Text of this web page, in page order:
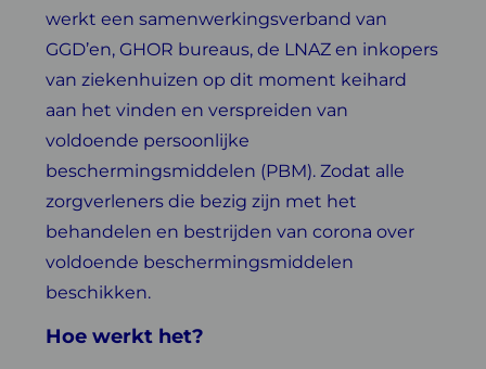
werkt een samenwerkingsverband van
GGD’en, GHOR bureaus, de LNAZ en inkopers
van ziekenhuizen op dit moment keihard
aan het vinden en verspreiden van
voldoende persoonlijke
beschermingsmiddelen (PBM). Zodat alle
zorgverleners die bezig zijn met het
behandelen en bestrijden van corona over
voldoende beschermingsmiddelen
beschikken.
Hoe werkt het?